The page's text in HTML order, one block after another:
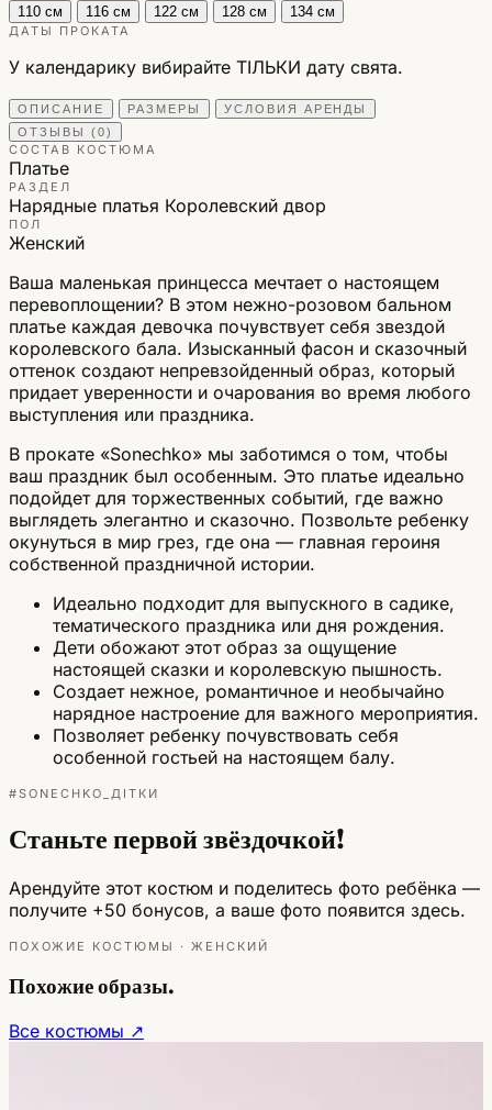
110 см
116 см 122 см 128 см 134 см
ДАТЫ ПРОКАТА
У календарику вибирайте ТІЛЬКИ дату свята.
ОПИСАНИЕ РАЗМЕРЫ
УСЛОВИЯ АРЕНДЫ
ОТЗЫВЫ (0)
СОСТАВ КОСТЮМА
Платье
РАЗДЕЛ
Нарядные платья Королевский двор
ПОЛ
Женский
Ваша маленькая принцесса мечтает о настоящем
перевоплощении? В этом нежно-розовом бальном
платье каждая девочка почувствует себя звездой
королевского бала. Изысканный фасон и сказочный
оттенок создают непревзойденный образ, который
придает уверенности и очарования во время любого
выступления или праздника.
В прокате «Sonechko» мы заботимся о том, чтобы
ваш праздник был особенным. Это платье идеально
подойдет для торжественных событий, где важно
выглядеть элегантно и сказочно. Позвольте ребенку
окунуться в мир грез, где она — главная героиня
собственной праздничной истории.
Идеально подходит для выпускного в садике,
тематического праздника или дня рождения.
Дети обожают этот образ за ощущение
настоящей сказки и королевскую пышность.
Создает нежное, романтичное и необычайно
нарядное настроение для важного мероприятия.
Позволяет ребенку почувствовать себя
особенной гостьей на настоящем балу.
#SONECHKO_ДІТКИ
Станьте первой звёздочкой!
Арендуйте этот костюм и поделитесь фото ребёнка —
получите +50 бонусов, а ваше фото появится здесь.
ПОХОЖИЕ КОСТЮМЫ · ЖЕНСКИЙ
Похожие образы.
Все костюмы ↗